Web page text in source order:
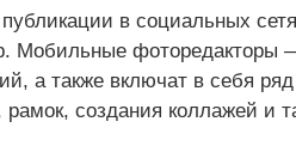
в социальных
Мобильные
а также включат в себя
рамок, создания коллажей и